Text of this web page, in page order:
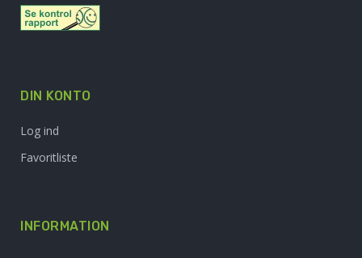
DIN KONTO
Log ind
Favoritliste
INFORMATION